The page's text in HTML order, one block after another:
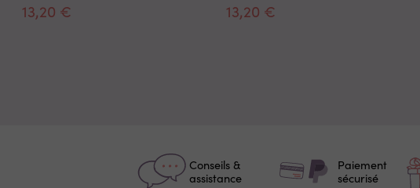
13,20 € 13,20 €
Conseils &
assistance
Paiement
sécurisé